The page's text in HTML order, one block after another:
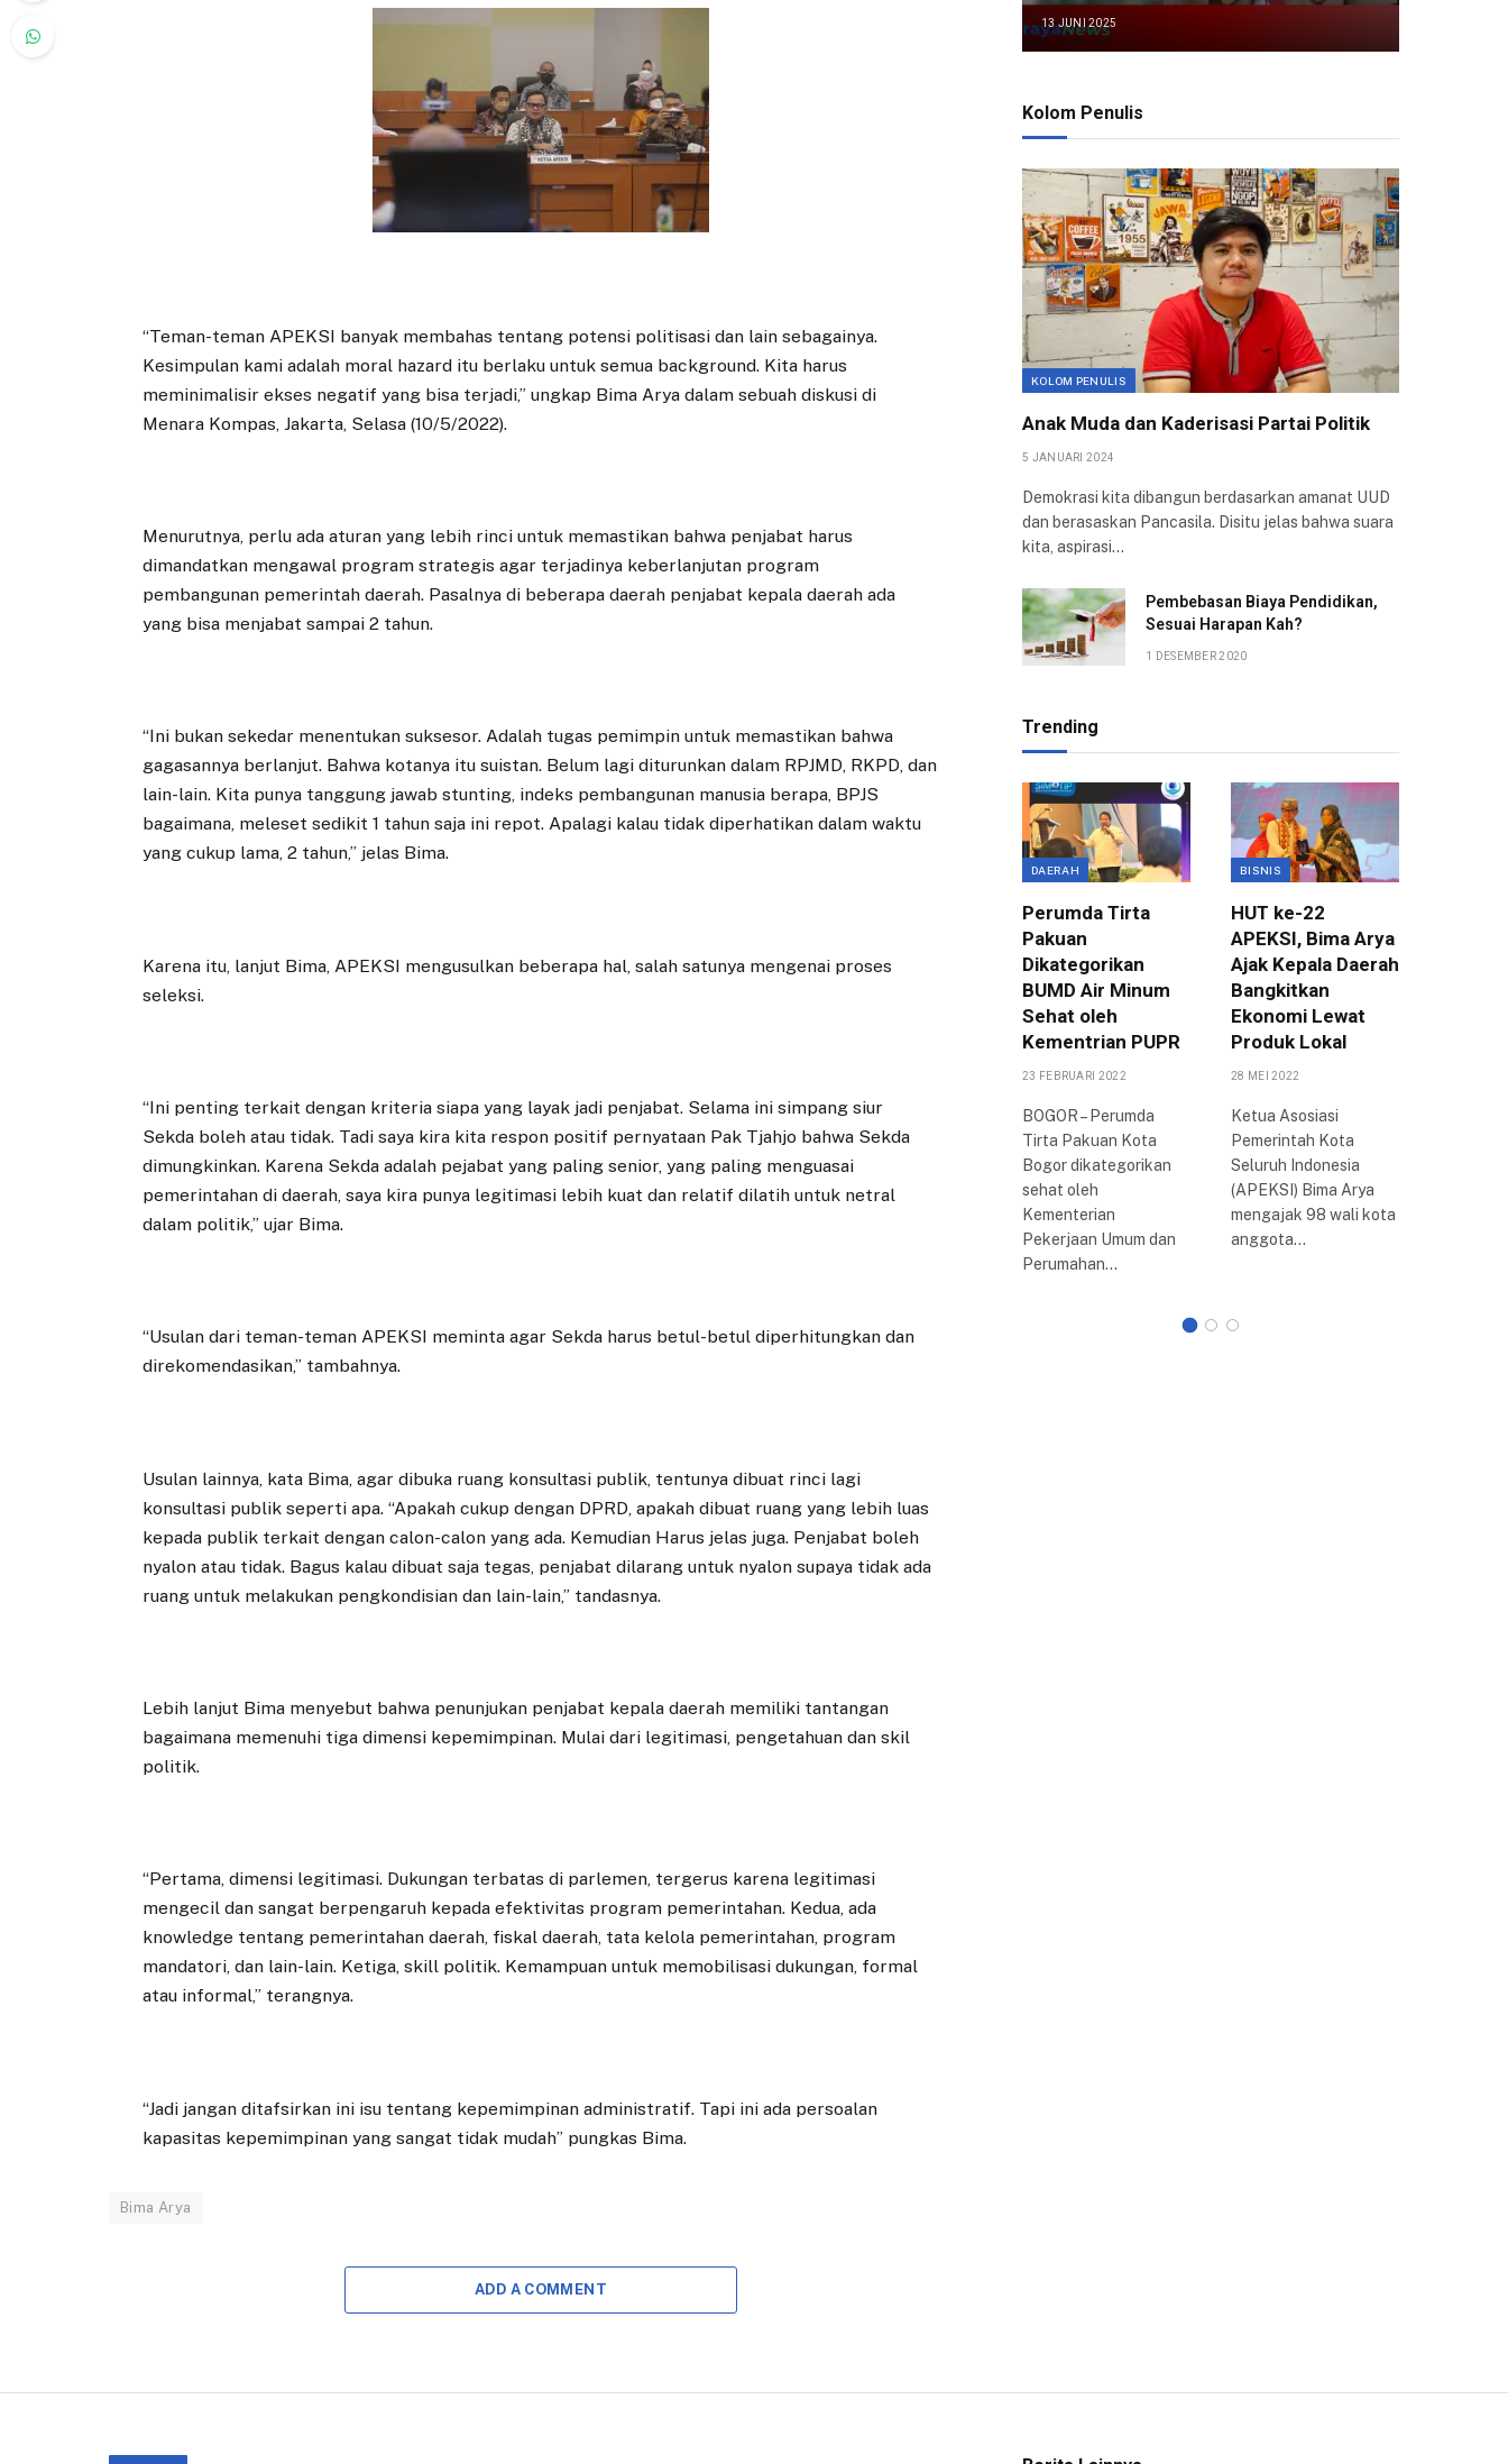
“Teman-teman APEKSI banyak membahas tentang potensi politisasi dan lain sebagainya.
Kesimpulan kami adalah moral hazard itu berlaku untuk semua background. Kita harus
meminimalisir ekses negatif yang bisa terjadi,” ungkap Bima Arya dalam sebuah diskusi di
Menara Kompas, Jakarta, Selasa (10/5/2022).
Menurutnya, perlu ada aturan yang lebih rinci untuk memastikan bahwa penjabat harus
dimandatkan mengawal program strategis agar terjadinya keberlanjutan program
pembangunan pemerintah daerah. Pasalnya di beberapa daerah penjabat kepala daerah ada
yang bisa menjabat sampai 2 tahun.
“Ini bukan sekedar menentukan suksesor. Adalah tugas pemimpin untuk memastikan bahwa
gagasannya berlanjut. Bahwa kotanya itu suistan. Belum lagi diturunkan dalam RPJMD, RKPD, dan
lain-lain. Kita punya tanggung jawab stunting, indeks pembangunan manusia berapa, BPJS
bagaimana, meleset sedikit 1 tahun saja ini repot. Apalagi kalau tidak diperhatikan dalam waktu
yang cukup lama, 2 tahun,” jelas Bima.
Karena itu, lanjut Bima, APEKSI mengusulkan beberapa hal, salah satunya mengenai proses
seleksi.
“Ini penting terkait dengan kriteria siapa yang layak jadi penjabat. Selama ini simpang siur
Sekda boleh atau tidak. Tadi saya kira kita respon positif pernyataan Pak Tjahjo bahwa Sekda
dimungkinkan. Karena Sekda adalah pejabat yang paling senior, yang paling menguasai
pemerintahan di daerah, saya kira punya legitimasi lebih kuat dan relatif dilatih untuk netral
dalam politik,” ujar Bima.
“Usulan dari teman-teman APEKSI meminta agar Sekda harus betul-betul diperhitungkan dan
direkomendasikan,” tambahnya.
Usulan lainnya, kata Bima, agar dibuka ruang konsultasi publik, tentunya dibuat rinci lagi
konsultasi publik seperti apa. “Apakah cukup dengan DPRD, apakah dibuat ruang yang lebih luas
kepada publik terkait dengan calon-calon yang ada. Kemudian Harus jelas juga. Penjabat boleh
nyalon atau tidak. Bagus kalau dibuat saja tegas, penjabat dilarang untuk nyalon supaya tidak ada
ruang untuk melakukan pengkondisian dan lain-lain,” tandasnya.
Lebih lanjut Bima menyebut bahwa penunjukan penjabat kepala daerah memiliki tantangan
bagaimana memenuhi tiga dimensi kepemimpinan. Mulai dari legitimasi, pengetahuan dan skil
politik.
“Pertama, dimensi legitimasi. Dukungan terbatas di parlemen, tergerus karena legitimasi
mengecil dan sangat berpengaruh kepada efektivitas program pemerintahan. Kedua, ada
knowledge tentang pemerintahan daerah, fiskal daerah, tata kelola pemerintahan, program
mandatori, dan lain-lain. Ketiga, skill politik. Kemampuan untuk memobilisasi dukungan, formal
atau informal,” terangnya.
“Jadi jangan ditafsirkan ini isu tentang kepemimpinan administratif. Tapi ini ada persoalan
kapasitas kepemimpinan yang sangat tidak mudah” pungkas Bima.
Bima Arya
ADD A COMMENT
13 JUNI 2025
Kolom Penulis
KOLOM PENULIS
Anak Muda dan Kaderisasi Partai Politik
5 JANUARI 2024
Demokrasi kita dibangun berdasarkan amanat UUD
dan berasaskan Pancasila. Disitu jelas bahwa suara
kita, aspirasi…
Pembebasan Biaya Pendidikan,
Sesuai Harapan Kah?
1 DESEMBER 2020
Trending
Kemiskinan, Atty
19 JULI 2025
BOGOR – Dalam rapat
koordinasi Panitia
Khusus (Pansus)
untuk Proyek
Rachim, menerima
kunjungan Danantara
bersama Badan Usaha
Pelaksana…
DAERAH
Perumda Tirta
Pakuan
Dikategorikan
BUMD Air Minum
Sehat oleh
Kementrian PUPR
23 FEBRUARI 2022
BOGOR – Perumda
Tirta Pakuan Kota
Bogor dikategorikan
sehat oleh
Kementerian
Pekerjaan Umum dan
Perumahan…
BISNIS
HUT ke-22
APEKSI, Bima Arya
Ajak Kepala Daerah
Bangkitkan
Ekonomi Lewat
Produk Lokal
28 MEI 2022
Ketua Asosiasi
Pemerintah Kota
Seluruh Indonesia
(APEKSI) Bima Arya
mengajak 98 wali kota
anggota…